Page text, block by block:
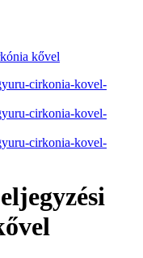
kővel